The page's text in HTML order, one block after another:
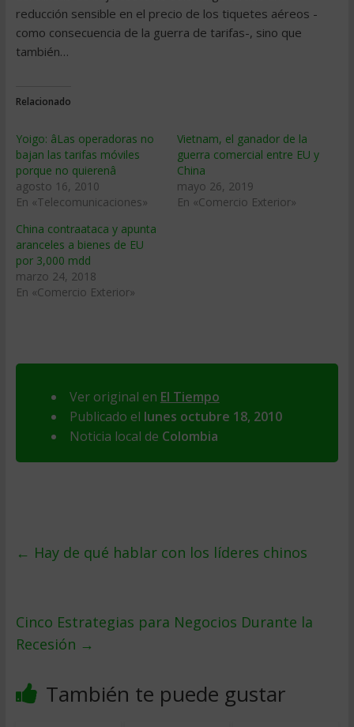
reducción sensible en el precio de los tiquetes aéreos -
como consecuencia de la guerra de tarifas-, sino que
también…
Relacionado
Yoigo: âLas operadoras no
bajan las tarifas móviles
porque no quierenâ
agosto 16, 2010
En «Telecomunicaciones»
Vietnam, el ganador de la
guerra comercial entre EU y
China
mayo 26, 2019
En «Comercio Exterior»
China contraataca y apunta
aranceles a bienes de EU
por 3,000 mdd
marzo 24, 2018
En «Comercio Exterior»
Ver original en El Tiempo
Publicado el lunes octubre 18, 2010
Noticia local de Colombia
← Hay de qué hablar con los líderes chinos
Cinco Estrategias para Negocios Durante la
Recesión →
También te puede gustar